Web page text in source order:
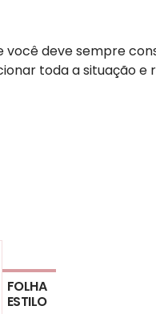
você deve sempre
toda a situação e
FOLHA
ESTILO